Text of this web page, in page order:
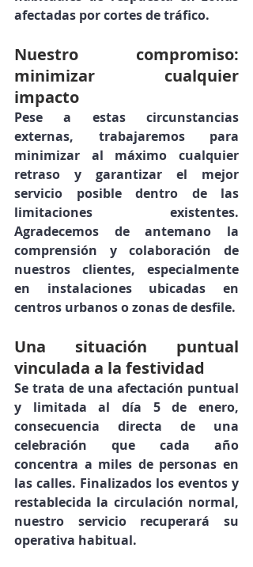
afectadas por cortes de tráfico.
Nuestro compromiso:
minimizar cualquier
impacto
Pese a estas circunstancias
externas, trabajaremos para
minimizar al máximo cualquier
retraso y garantizar el mejor
servicio posible dentro de las
limitaciones existentes.
Agradecemos de antemano la
comprensión y colaboración de
nuestros clientes, especialmente
en instalaciones ubicadas en
centros urbanos o zonas de desfile.
Una situación puntual
vinculada a la festividad
Se trata de una afectación puntual
y limitada al día 5 de enero,
consecuencia directa de una
celebración que cada año
concentra a miles de personas en
las calles. Finalizados los eventos y
nuestro servicio recuperará su
operativa habitual.